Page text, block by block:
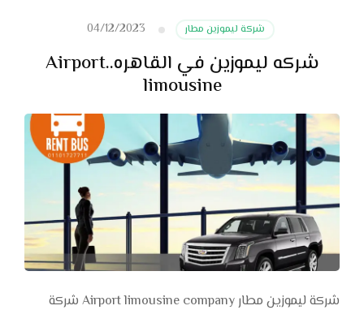
شركة ليموزين مطار 04/12/2023
شركه ليموزين في القاهره..Airport
limousine
شركة ليموزين مطار Airport limousine company شركة